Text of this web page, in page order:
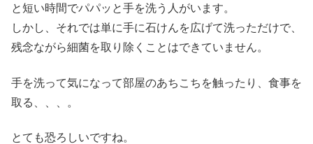
と短い時間でパパッと手を洗う人がいます。
しかし、それでは単に手に石けんを広げて洗っただけで、
残念ながら細菌を取り除くことはできていません。
手を洗って気になって部屋のあちこちを触ったり、食事を
取る、、、。
とても恐ろしいですね。